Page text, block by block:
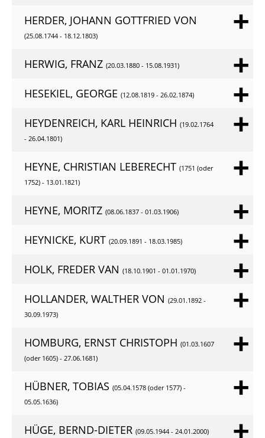
HERDER, JOHANN GOTTFRIED VON
(25.08.1744 - 18.12.1803)
HERWIG, FRANZ (20.03.1880 - 15.08.1931)
HESEKIEL, GEORGE (12.08.1819 - 26.02.1874)
HEYDENREICH, KARL HEINRICH (19.02.1764
- 26.04.1801)
HEYNE, CHRISTIAN LEBERECHT (1751 (oder
1752) - 13.01.1821)
HEYNE, MORITZ (08.06.1837 - 01.03.1906)
HEYNICKE, KURT (20.09.1891 - 18.03.1985)
HOLK, FREDER VAN (18.10.1901 - 01.01.1970)
HOLLANDER, WALTHER VON (29.01.1892 -
30.09.1973)
HOMBURG, ERNST CHRISTOPH (01.03.1607
(oder 1605) - 27.06.1681)
HÜBNER, TOBIAS (05.04.1578 (oder 1577) -
05.05.1636)
HÜGE, BERND-DIETER (09.05.1944 - 24.01.2000)